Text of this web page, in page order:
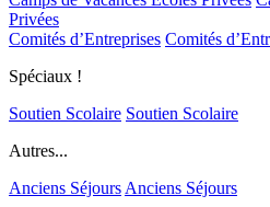
Privées
Comités d’Entreprises Comités
Spéciaux !
Soutien Scolaire Soutien Scolaire
Autres...
Anciens SéjoursAnciens Séjours